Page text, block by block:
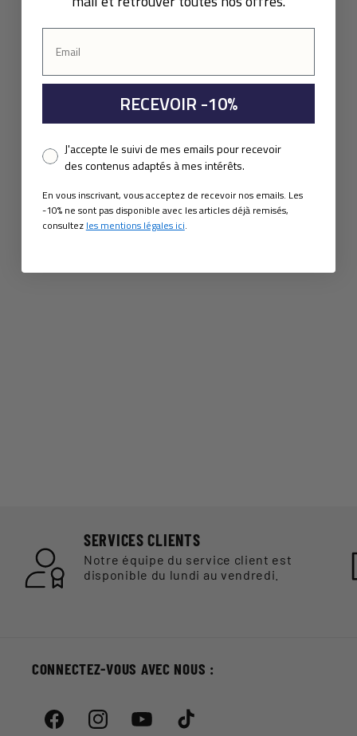
SERVICES CLIENTS
Notre équipe du service client est
disponible du lundi au vendredi.
CONNECTEZ-VOUS AVEC NOUS :
FacebookInstagramYouTube TikTok
RECEVOIR -10%
Pixel consent
J'accepte le suivi de mes emails pour recevoir
des contenus adaptés à mes intérêts.
En vous inscrivant, vous acceptez de recevoir nos emails. Les
-10% ne sont pas disponible avec les articles déjà remisés,
consultez les mentions légales ici.